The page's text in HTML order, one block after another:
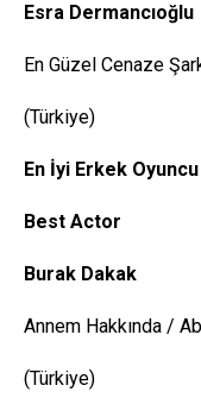
Esra Dermancıoğlu
En Güzel Cenaze
(Türkiye)
En İyi Erkek Oyuncu
Best Actor
Burak Dakak
Annem Hakkında /
(Türkiye)